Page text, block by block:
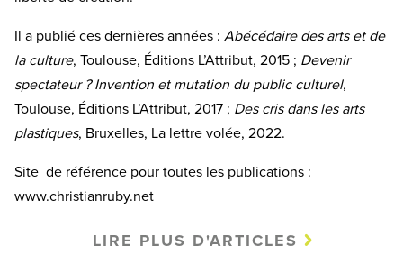
Il a publié ces dernières années : Abécédaire des arts et de
la culture, Toulouse, Éditions L’Attribut, 2015 ; Devenir
spectateur ? Invention et mutation du public culturel,
Toulouse, Éditions L’Attribut, 2017 ; Des cris dans les arts
plastiques, Bruxelles, La lettre volée, 2022.
Site de référence pour toutes les publications :
www.christianruby.net
LIRE PLUS D'ARTICLES